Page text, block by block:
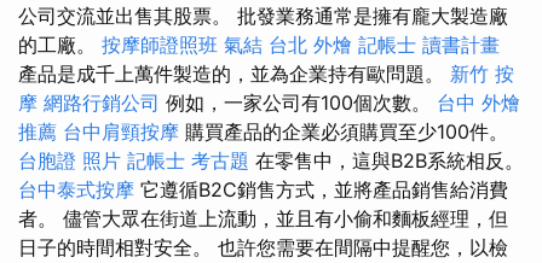
公司交流並出售其股票。 批發業務通常是擁有龐大製造廠
的工廠。 按摩師證照班 氣結 台北 外燴 記帳士 讀書計畫
產品是成千上萬件製造的，並為企業持有歐問題。 新竹 按
摩 網路行銷公司 例如，一家公司有100個次數。 台中 外燴
推薦 台中肩頸按摩 購買產品的企業必須購買至少100件。
台胞證 照片 記帳士 考古題 在零售中，這與B2B系統相反。
台中泰式按摩 它遵循B2C銷售方式，並將產品銷售給消費
者。 儘管大眾在街道上流動，並且有小偷和麵板經理，但
日子的時間相對安全。 也許您需要在間隔中提醒您，以檢